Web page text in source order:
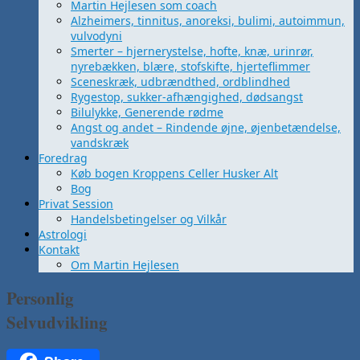
Martin Hejlesen som coach
Alzheimers, tinnitus, anoreksi, bulimi, autoimmun,
vulvodyni
Smerter – hjernerystelse, hofte, knæ, urinrør,
nyrebækken, blære, stofskifte, hjerteflimmer
Sceneskræk, udbrændthed, ordblindhed
Rygestop, sukker-afhængighed, dødsangst
Bilulykke, Generende rødme
Angst og andet – Rindende øjne, øjenbetændelse,
vandskræk
Foredrag
Køb bogen Kroppens Celler Husker Alt
Bog
Privat Session
Handelsbetingelser og Vilkår
Astrologi
Kontakt
Om Martin Hejlesen
Personlig
Selvudvikling